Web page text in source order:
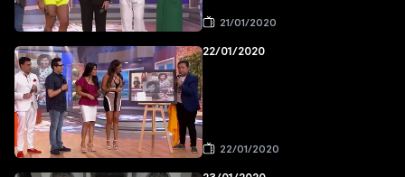
21/01/2020
22/01/2020
22/01/2020